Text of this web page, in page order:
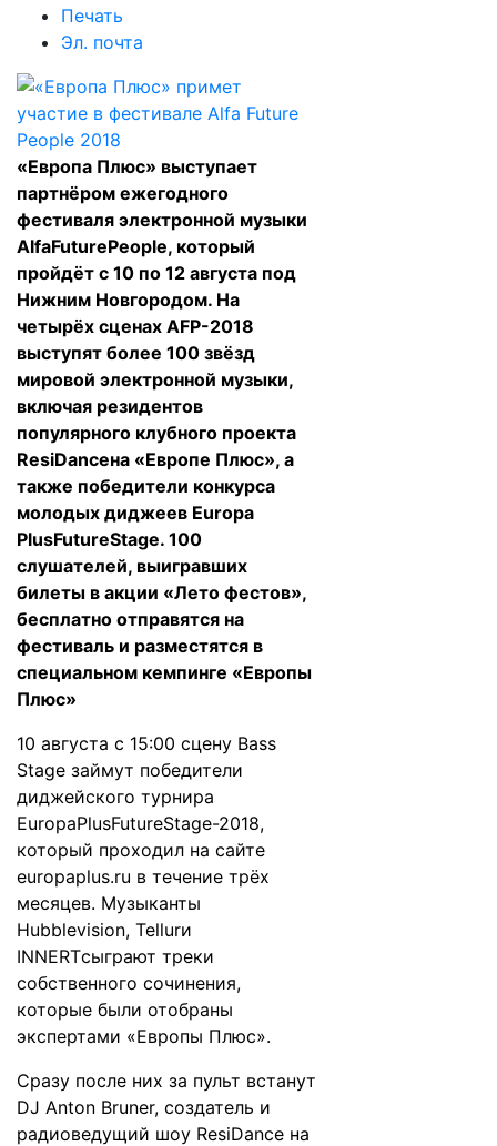
Печать
Эл. почта
«Европа Плюс» выступает
партнёром ежегодного
фестиваля электронной музыки
AlfaFuturePeople, который
пройдёт с 10 по 12 августа под
Нижним Новгородом. На
четырёх сценах AFP-2018
выступят более 100 звёзд
мировой электронной музыки,
включая резидентов
популярного клубного проекта
ResiDanceна «Европе Плюс», а
также победители конкурса
молодых диджеев Europa
PlusFutureStage. 100
слушателей, выигравших
билеты в акции «Лето фестов»,
бесплатно отправятся на
фестиваль и разместятся в
специальном кемпинге «Европы
Плюс»
10 августа с 15:00 сцену Bass
Stage займут победители
диджейского турнира
EuropaPlusFutureStage-2018,
который проходил на сайте
europaplus.ru в течение трёх
месяцев. Музыканты
Hubblevision, Tellurи
INNERTсыграют треки
собственного сочинения,
которые были отобраны
экспертами «Европы Плюс».
Сразу после них за пульт встанут
DJ Anton Bruner, создатель и
радиоведущий шоу ResiDance на